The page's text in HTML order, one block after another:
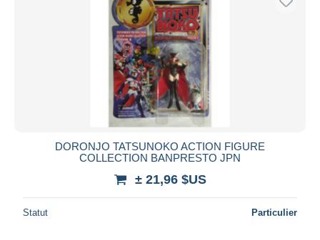
DORONJO TATSUNOKO ACTION FIGURE
COLLECTION BANPRESTO JPN
± 21,96 $US
Statut Particulier